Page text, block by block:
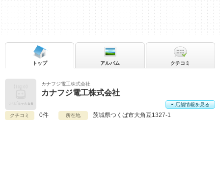
カナフジ電工株式会社
カナフジ電工株式会社
クチコミ 0件 所在地 茨城県つくば市大角豆1327-1
店舗情報を見る
トップ アルバム クチコミ